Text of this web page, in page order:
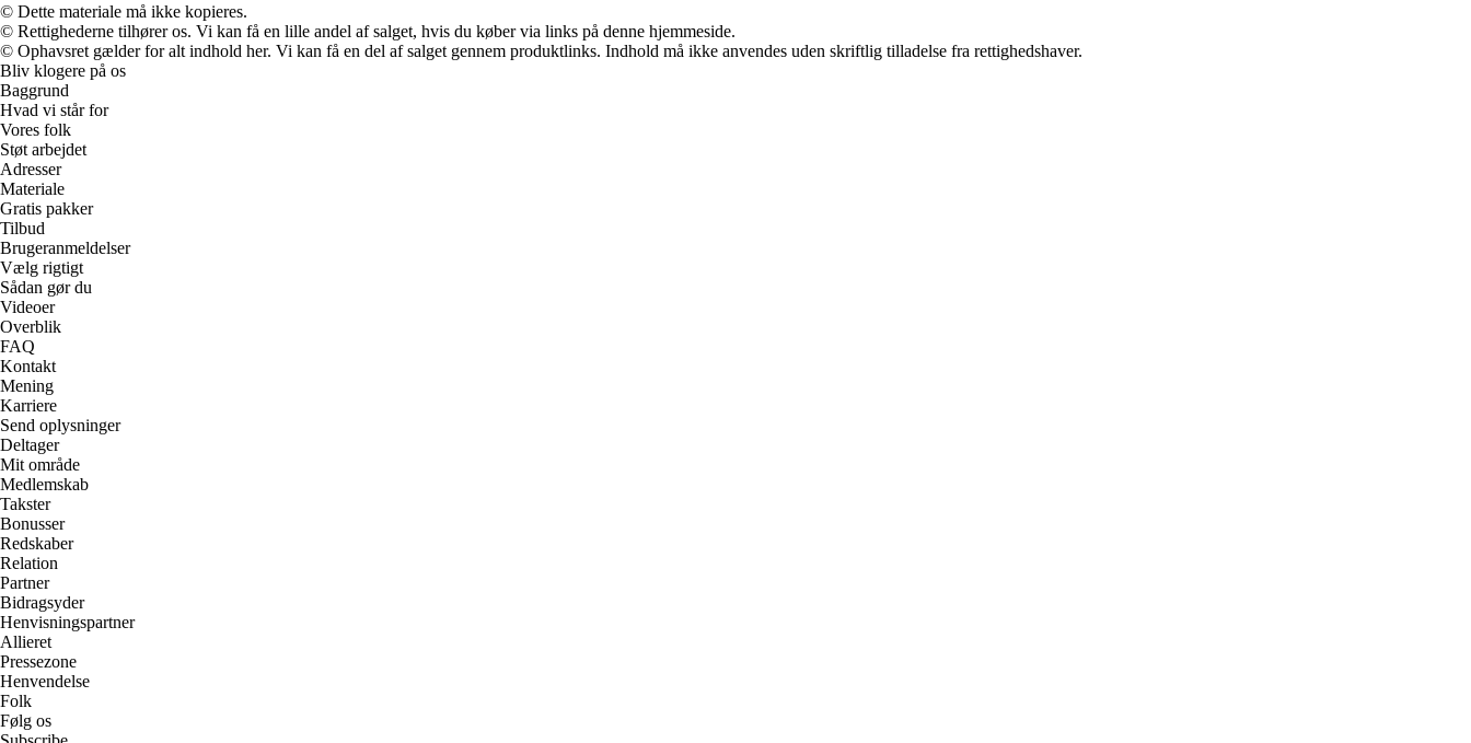
© Dette materiale må ikke kopieres.
© Rettighederne tilhører os. Vi kan få en lille andel af salget, hvis du køber via links på denne hjemmeside.
© Ophavsret gælder for alt indhold her. Vi kan få en del af salget gennem produktlinks. Indhold må ikke anvendes uden skriftlig tilladelse fra rettighedshaver.
Bliv klogere på os
Baggrund
Hvad vi står for
Vores folk
Støt arbejdet
Adresser
Materiale
Gratis pakker
Tilbud
Brugeranmeldelser
Vælg rigtigt
Sådan gør du
Videoer
Overblik
FAQ
Kontakt
Mening
Karriere
Send oplysninger
Deltager
Mit område
Medlemskab
Takster
Bonusser
Redskaber
Relation
Partner
Bidragsyder
Henvisningspartner
Allieret
Pressezone
Henvendelse
Folk
Følg os